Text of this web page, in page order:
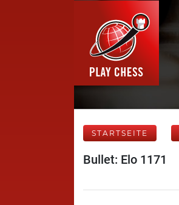
STARTSEITE
Bullet: Elo 1171